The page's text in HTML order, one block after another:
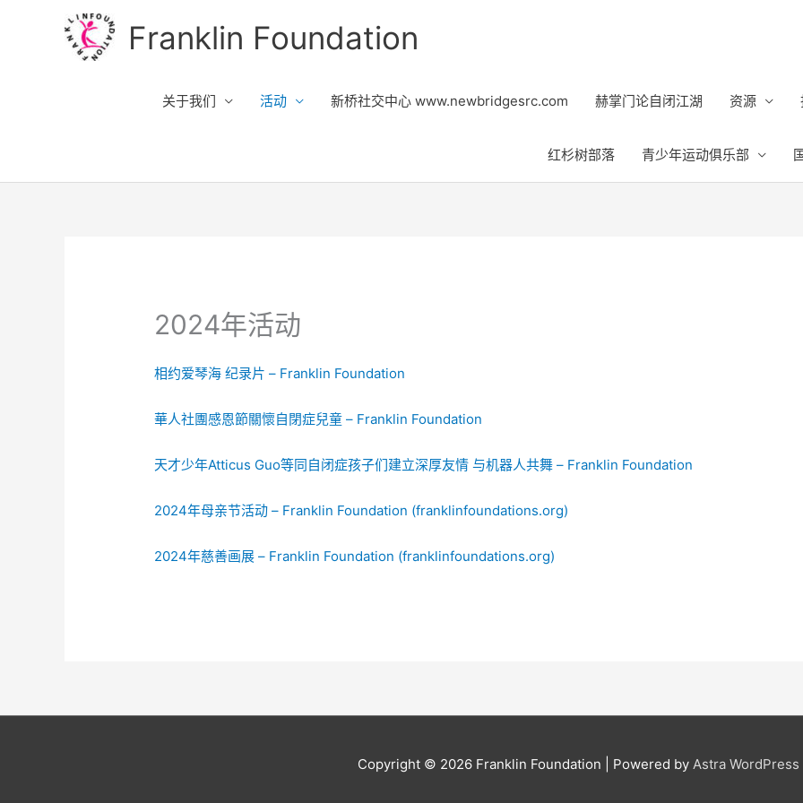
Franklin Foundation
关于我们 活动 新桥社交中心 www.newbridgesrc.com 赫掌门论自闭江湖 资源
红杉树部落 青少年运动俱乐部
2024年活动
相约爱琴海 纪录片 – Franklin Foundation
華人社團感恩節關懷自閉症兒童 – Franklin Foundation
天才少年Atticus Guo等同自闭症孩子们建立深厚友情 与机器人共舞 – Franklin Foundation
2024年母亲节活动 – Franklin Foundation (franklinfoundations.org)
2024年慈善画展 – Franklin Foundation (franklinfoundations.org)
Copyright © 2026 Franklin Foundation | Powered by Astra